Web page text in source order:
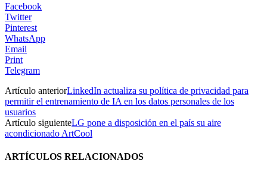
Facebook
Twitter
Pinterest
WhatsApp
Email
Print
Telegram
Artículo anteriorLinkedIn actualiza su política de privacidad para
permitir el entrenamiento de IA en los datos personales de los
usuarios
Artículo siguienteLG pone a disposición en el país su aire
acondicionado ArtCool
ARTÍCULOS RELACIONADOS